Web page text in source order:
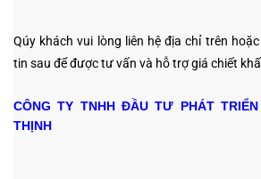
Qúy khách vui lòng liên hệ địa chỉ trên
tin sau để được tư vấn và hỗ trợ giá chiết
CÔNG TY TNHH ĐẦU TƯ PHÁT
THỊNH